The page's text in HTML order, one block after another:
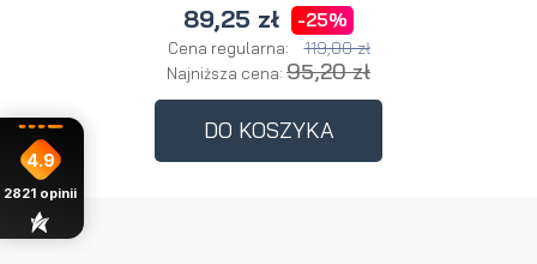
89,25 zł -25%
Cena regularna: 119,00 zł
Najniższa cena: 95,20 zł
DO KOSZYKA
4.9
2821 opinii